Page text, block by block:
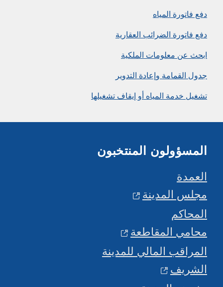
دفع فاتورة المياه
دفع فاتورة الضرائب العقارية
ابحث عن معلومات الملكية
جدول القمامة وإعادة التدوير
تشغيل خدمة المياه أو إيقاف تشغيلها
المسؤولون المنتخبون
العمدة
مجلس المدينة
المحاكم
محامي المقاطعة
المراقب المالي للمدينة
الشريف